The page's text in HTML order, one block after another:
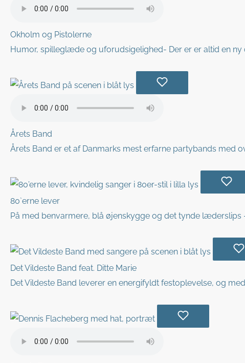
Okholm og Pistolerne
Humor, spilleglæde og uforudsigelighed- Der er er altid en
Årets Band
Årets Band er et af Danmarks mest erfarne partybands med
80`erne lever
På med benvarmere, blå øjenskygge og det tynde læderslips
Det Vildeste Band feat. Ditte Marie
Det Vildeste Band leverer en energifyldt festoplevelse, og